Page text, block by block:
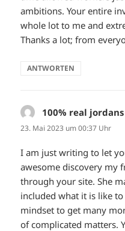
ambitions. Your entire
whole lot to me and
Thanks a lot; from
ANTWORTEN
100% real
23. Mai 2023 um 00:37 Uhr
I am just writing to let
awesome discovery my
through your site. She
included what it is like
mindset to get many
of complicated matters.